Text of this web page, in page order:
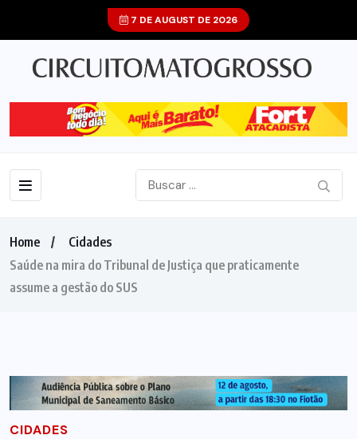
7 DE AUGUST DE 2026
Home
Cidades
Saúde na mira do Tribunal de Justiça que praticamente
assume a gestão do SUS
CIDADES